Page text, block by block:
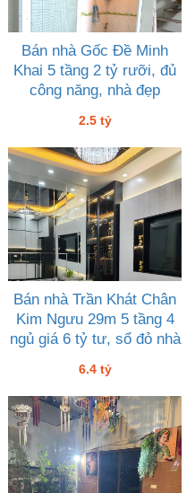
Bán nhà Gốc Đề Minh
Khai 5 tầng 2 tỷ rưỡi, đủ
công năng, nhà đẹp
2.5 tỷ
Bán nhà Trần Khát Chân
Kim Ngưu 29m 5 tầng 4
ngủ giá 6 tỷ tư, sổ đỏ nhà
6.4 tỷ